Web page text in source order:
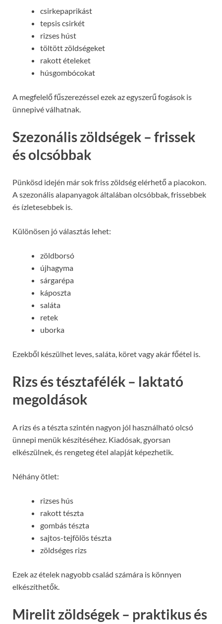
csirkepaprikást
tepsis csirkét
rizses húst
töltött zöldségeket
rakott ételeket
húsgombócokat
A megfelelő fűszerezéssel ezek az egyszerű fogások is
ünnepivé válhatnak.
Szezonális zöldségek – frissek
és olcsóbbak
Pünkösd idején már sok friss zöldség elérhető a piacokon.
A szezonális alapanyagok általában olcsóbbak, frissebbek
és ízletesebbek is.
Különösen jó választás lehet:
zöldborsó
újhagyma
sárgarépa
káposzta
saláta
retek
uborka
Ezekből készülhet leves, saláta, köret vagy akár főétel is.
Rizs és tésztafélék – laktató
megoldások
A rizs és a tészta szintén nagyon jól használható olcsó
ünnepi menük készítéséhez. Kiadósak, gyorsan
elkészülnek, és rengeteg étel alapját képezhetik.
Néhány ötlet:
rizses hús
rakott tészta
gombás tészta
sajtos-tejfölös tészta
zöldséges rizs
Ezek az ételek nagyobb család számára is könnyen
elkészíthetők.
Mirelit zöldségek – praktikus és